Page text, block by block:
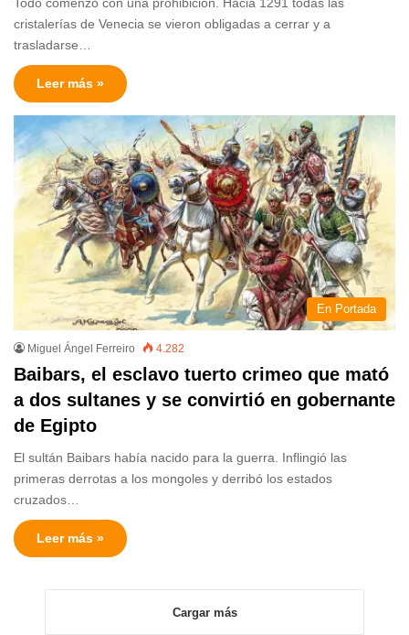
cristalerías de Venecia se vieron obligadas a cerrar y a
trasladarse…
Leer más »
En Portada
Miguel Ángel Ferreiro 4.282
Baibars, el esclavo tuerto crimeo que mató
a dos sultanes y se convirtió en gobernante
de Egipto
El sultán Baibars había nacido para la guerra. Inflingió las
primeras derrotas a los mongoles y derribó los estados
cruzados…
Leer más »
Cargar más